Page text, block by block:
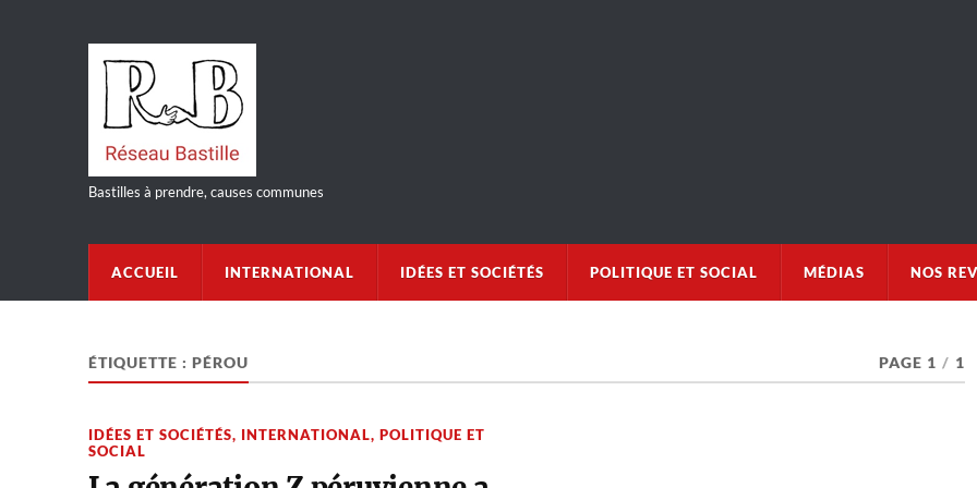
Bastilles à prendre, causes communes
ACCUEIL INTERNATIONAL IDÉES ET SOCIÉTÉS POLITIQUE ET SOCIAL MÉDIAS NOS
ÉTIQUETTE : PÉROU PAGE 1 / 1
IDÉES ET SOCIÉTÉS, INTERNATIONAL, POLITIQUE ET
SOCIAL